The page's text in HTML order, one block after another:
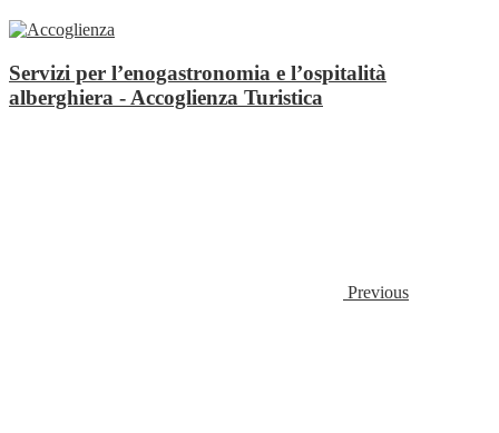
Servizi per l’enogastronomia e l’ospitalità
alberghiera - Accoglienza Turistica
Previous